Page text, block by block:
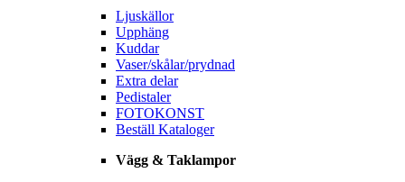
Ljuskällor
Upphäng
Kuddar
Vaser/skålar/prydnad
Extra delar
Pedistaler
FOTOKONST
Beställ Kataloger
Vägg & Taklampor